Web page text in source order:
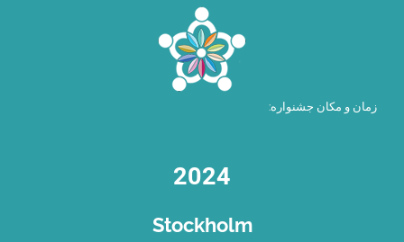
زمان و مکان جشنواره:
2024
Stockholm